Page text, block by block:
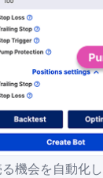
TradingView
Bot
機会を自動化し